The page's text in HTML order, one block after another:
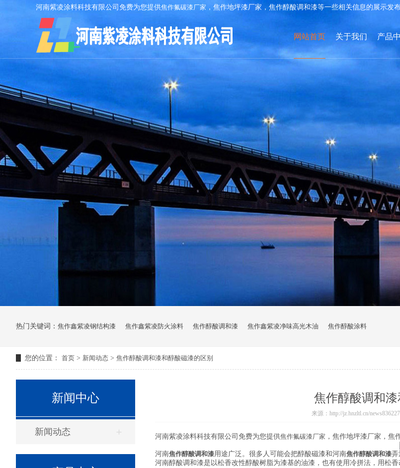
河南紫凌涂料科技有限公司免费为您提供焦作氟碳漆厂家 ，焦作地坪漆厂家，焦作醇酸调和漆等一些相关信息的展示发
网站首页 关于我们 产品
热门关键词： 焦作鑫紫凌钢结构漆 焦作鑫紫凌防火涂料 焦作醇酸调和漆 焦作鑫紫凌净味高光木油 焦作醇酸涂料
您的位置： 首页 > 新闻动态 > 焦作醇酸调和漆和醇酸磁漆的区别
新闻中心
新闻动态
焦作醇酸调和
来源：http://jz.hnzltl.cn/
河南紫凌涂料科技有限公司免费为您提供焦作氟碳漆厂家 ，焦作地坪漆厂家，焦
河南焦作醇酸调和漆用途广泛。很多人可能会把醇酸磁漆和河南焦作醇酸调和漆弄
河南醇酸调和漆是以松香改性醇酸树脂为漆基的油漆，也有使用冷拼法，用松